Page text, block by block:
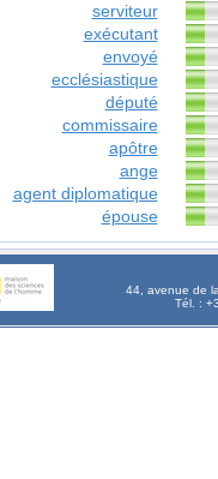
serviteur
exécutant
envoyé
ecclésiastique
député
commissaire
apôtre
ange
agent diplomatique
épouse
44, avenue de
Tél. :